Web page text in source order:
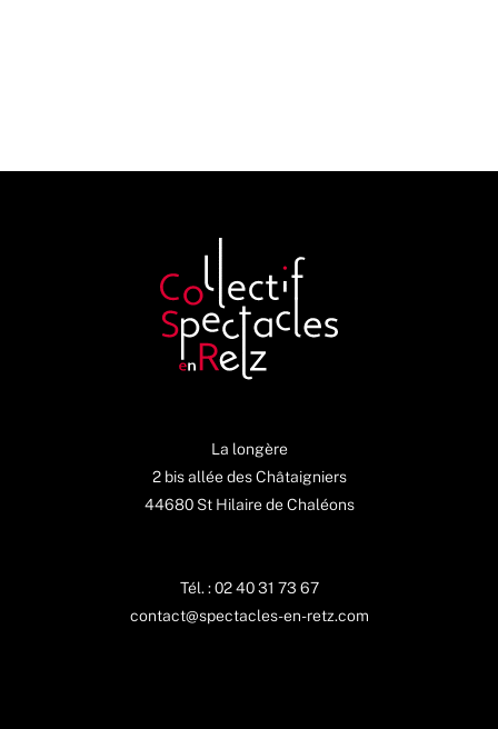
La longère
2 bis allée des Châtaigniers
44680 St Hilaire de Chaléons
Tél. : 02 40 31 73 67
contact@spectacles-en-retz.com